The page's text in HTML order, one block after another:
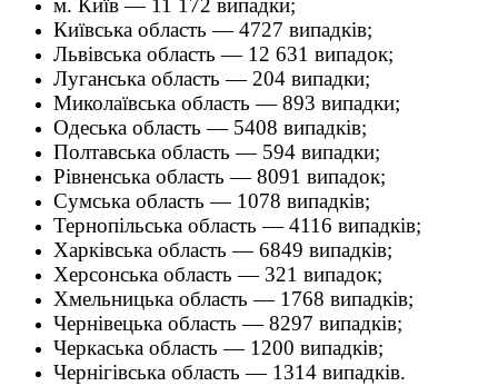
м. Київ — 11 172 випадки;
Київська область — 4727 випадків;
Львівська область — 12 631 випадок;
Луганська область — 204 випадки;
Миколаївська область — 893 випадки;
Одеська область — 5408 випадків;
Полтавська область — 594 випадки;
Рівненська область — 8091 випадок;
Сумська область — 1078 випадків;
Тернопільська область — 4116 випадків;
Харківська область — 6849 випадків;
Херсонська область — 321 випадок;
Хмельницька область — 1768 випадків;
Чернівецька область — 8297 випадків;
Черкаська область — 1200 випадків;
Чернігівська область — 1314 випадків.